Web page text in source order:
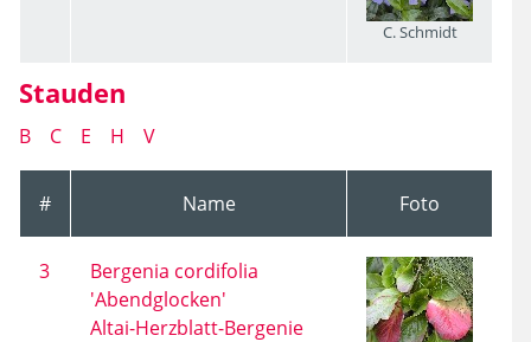
C. Schmidt
Stauden
B C E H V
# Name Foto
3
Bergenia cordifolia
'Abendglocken'
Altai-Herzblatt-Bergenie